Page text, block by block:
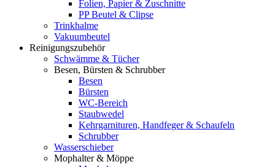
Folien, Papier & Zuschnitte
PP Beutel & Clipse
Trinkhalme
Vakuumbeutel
Reinigungszubehör
Schwämme & Tücher
Besen, Bürsten & Schrubber
Besen
Bürsten
WC-Bereich
Staubwedel
Kehrgarnituren, Handfeger & Schaufeln
Schrubber
Wasserschieber
Mophalter & Möppe